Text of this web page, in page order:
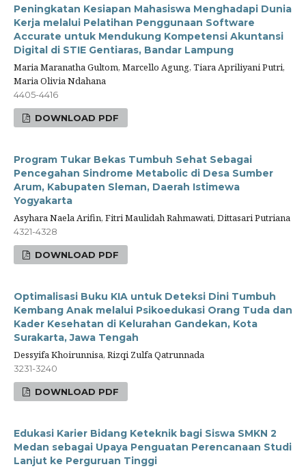
Peningkatan Kesiapan Mahasiswa Menghadapi Dunia
Kerja melalui Pelatihan Penggunaan Software
Accurate untuk Mendukung Kompetensi Akuntansi
Digital di STIE Gentiaras, Bandar Lampung
Maria Maranatha Gultom, Marcello Agung, Tiara Apriliyani Putri,
Maria Olivia Ndahana
4405-4416
DOWNLOAD PDF
Program Tukar Bekas Tumbuh Sehat Sebagai
Pencegahan Sindrome Metabolic di Desa Sumber
Arum, Kabupaten Sleman, Daerah Istimewa
Yogyakarta
Asyhara Naela Arifin, Fitri Maulidah Rahmawati, Dittasari Putriana
4321-4328
DOWNLOAD PDF
Optimalisasi Buku KIA untuk Deteksi Dini Tumbuh
Kembang Anak melalui Psikoedukasi Orang Tuda dan
Kader Kesehatan di Kelurahan Gandekan, Kota
Surakarta, Jawa Tengah
Dessyifa Khoirunnisa, Rizqi Zulfa Qatrunnada
3231-3240
DOWNLOAD PDF
Edukasi Karier Bidang Keteknik bagi Siswa SMKN 2
Medan sebagai Upaya Penguatan Perencanaan Studi
Lanjut ke Perguruan Tinggi